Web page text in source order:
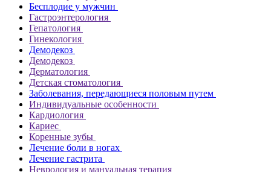
Бесплодие у мужчин
Гастроэнтерология
Гепатология
Гинекология
Демодекоз
Демодекоз
Дерматология
Детская стоматология
Заболевания, передающиеся половым путем
Индивидуальные особенности
Кардиология
Кариес
Коренные зубы
Лечение боли в ногах
Лечение гастрита
Неврология и мануальная терапия